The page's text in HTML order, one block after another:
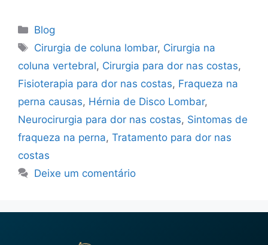
Blog
Cirurgia de coluna lombar, Cirurgia na
coluna vertebral, Cirurgia para dor nas costas,
Fisioterapia para dor nas costas, Fraqueza na
perna causas, Hérnia de Disco Lombar,
Neurocirurgia para dor nas costas, Sintomas de
fraqueza na perna, Tratamento para dor nas
costas
Deixe um comentário